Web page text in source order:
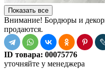
Показать все
Внимание! Бордюры и
продаются.
ID товара: 00075776
уточняйте у менеджера